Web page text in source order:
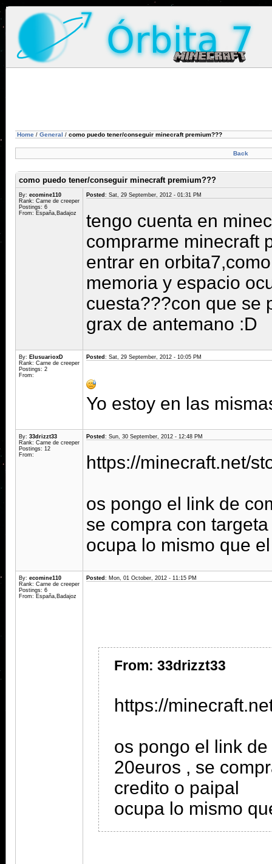
Home/ General / como puedo tener/conseguir minecraft premium???
Back
como puedo tener/conseguir minecraft premium???
By: ecomine110
Rank: Carne de creeper
Postings: 6
From: España,Badajoz
Posted : Sat, 29 September, 2012 - 01:31 PM
tengo cuenta en
comprarme minecraft
entrar en
memoria y espacio
cuesta???con que se
grax de antemano :D
By: ElusuarioxD
Rank: Carne de creeper
Postings: 2
From:
Posted : Sat, 29 September, 2012 - 10:05 PM
Yo estoy en las
By: 33drizzt33
Rank: Carne de creeper
Postings: 12
From:
Posted : Sun, 30 September, 2012 - 12:48 PM
https://minecraft.net/
os pongo el link de
se compra con
ocupa lo mismo que
By: ecomine110
Rank: Carne de creeper
Postings: 6
From: España,Badajoz
Posted : Mon, 01 October, 2012 - 11:15 PM
From: 33drizzt33
https://
os pongo el link
20euros , se
credito o paipal
ocupa lo mismo